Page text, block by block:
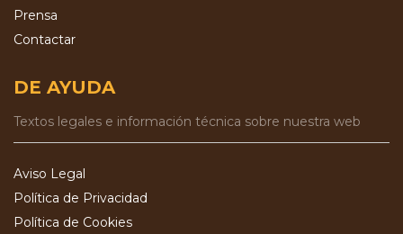
Prensa
Contactar
DE AYUDA
Textos legales e información técnica sobre nuestra web
Aviso Legal
Política de Privacidad
Política de Cookies